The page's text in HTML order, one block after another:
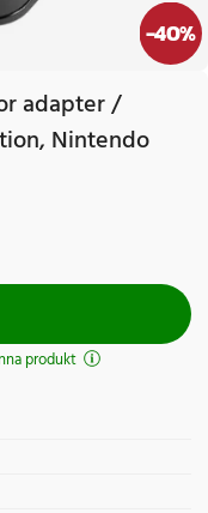
-40%
adapter /
Nintendo
produkt